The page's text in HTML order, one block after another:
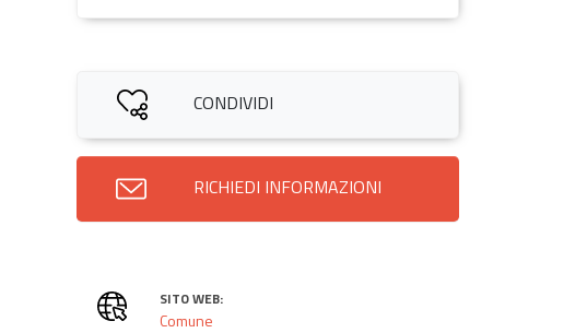
CONDIVIDI
RICHIEDI INFORMAZIONI
SITO WEB:
Comune